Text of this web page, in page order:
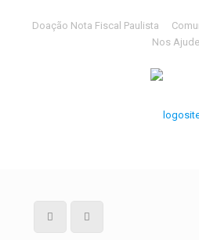
Doação Nota Fiscal Paulista
Nos Ajude